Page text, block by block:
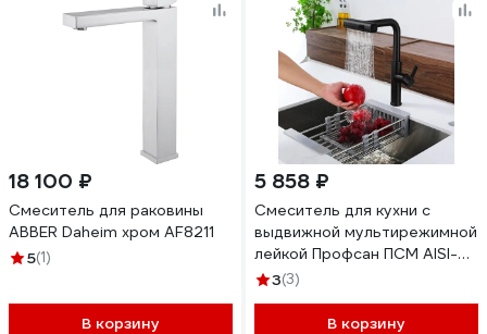
18 100 ₽
Смеситель для раковины
ABBER Daheim хром AF8211
5(1)
В корзину
5 858 ₽
Смеситель для кухни с
выдвижной мультирежимной
лейкой Профсан ПСМ AISI-
304 тип ГОСТ См-МОЦБИвА
3(3)
В корзину